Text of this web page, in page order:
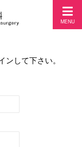
MENU
して下さい。